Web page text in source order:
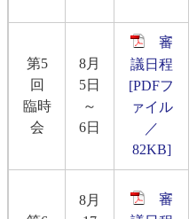
第5
回
臨時
会
8月
5日
～
6日
審
議日程
[PDFフ
ァイル
／
82KB]
8月
審